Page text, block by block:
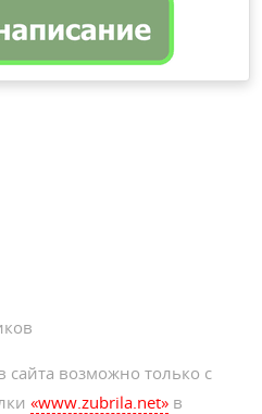
возможно только с
«www.zubrila.net» в